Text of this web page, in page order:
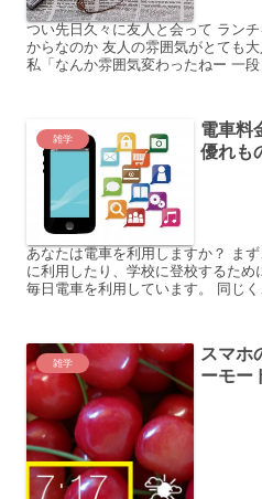
つい先日久々に友人と会って ラン
からなのか 友人の雰囲気がとても
私「なんか雰囲気変わったねー 一
雑学
電車料
優れも
あなたは電車を利用しますか？ ま
に利用したり、学校に登校するため
毎日電車を利用しています。 同じ
雑学
スマホ
ーモー